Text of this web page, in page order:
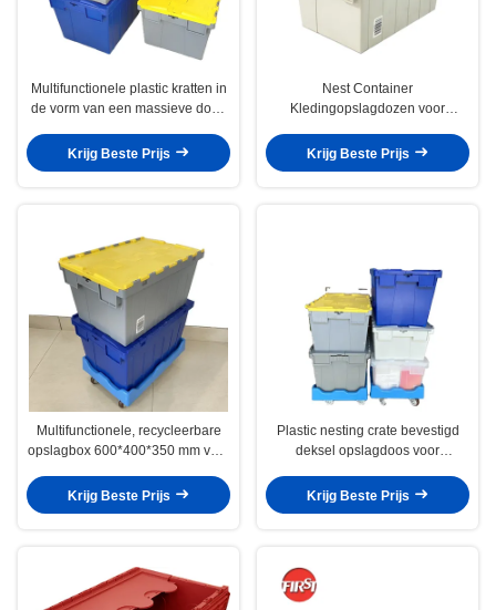
Multifunctionele plastic kratten in
de vorm van een massieve doos
550x370x320 mm
Krijg Beste Prijs
Nest Container
Kledingopslagdozen voor
transportoplossingen
Krijg Beste Prijs
Multifunctionele, recycleerbare
opslagbox 600*400*350 mm voor
Krijg Beste Prijs
Plastic nesting crate bevestigd
deksel opslagdoos voor
transport
Krijg Beste Prijs